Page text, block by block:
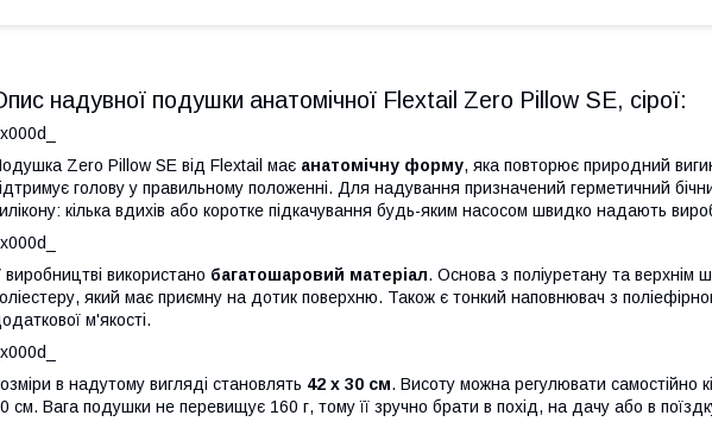
надувної подушки анатомічної Flextail Zero Pillow SE, сірої:
_x000d_
Zero Pillow SE від Flextail має анатомічну форму, яка повторює природний
голову у правильному положенні. Для надування призначений герметичний
кілька вдихів або коротке підкачування будь-яким насосом швидко надають
_x000d_
виробництві використано багатошаровий матеріал. Основа з поліуретану та верхнім
який має приємну на дотик поверхню. Також є тонкий наповнювач з
м'якості.
_x000d_
в надутому вигляді становлять 42 х 30 см. Висоту можна регулювати самостійно
см. Вага подушки не перевищує 160 г, тому її зручно брати в похід, на дачу або в